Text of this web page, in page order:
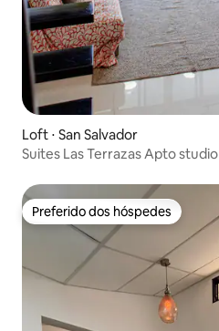
Loft ⋅ San Salvador
Suites Las Terrazas Apto studio
Preferido dos hóspedes
Preferido dos hóspedes